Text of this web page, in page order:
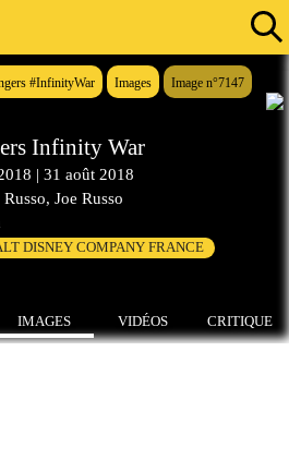
#InfinityWar Images Image n°7147
Infinity War
| 31 août 2018
Joe Russo
DISNEY COMPANY FRANCE
IMAGES VIDÉOS CRITIQUE